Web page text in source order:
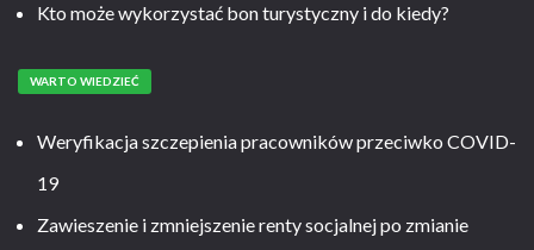
Kto może wykorzystać bon turystyczny i do kiedy?
WARTO WIEDZIEĆ
Weryfikacja szczepienia pracowników przeciwko COVID-
19
Zawieszenie i zmniejszenie renty socjalnej po zmianie